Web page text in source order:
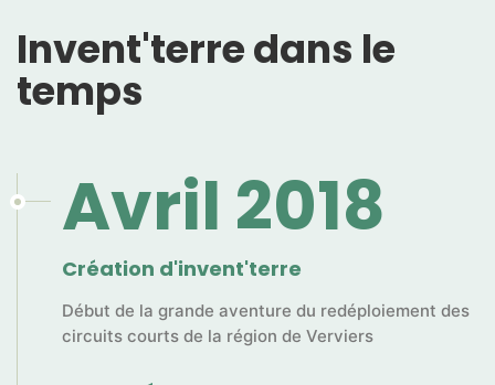
Invent'terre dans le
temps
Avril 2018
Création d'invent'terre
Début de la grande aventure du redéploiement des
circuits courts de la région de Verviers